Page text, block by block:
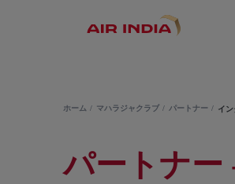
ホーム マハラジャクラブ パートナー イ
パートナー